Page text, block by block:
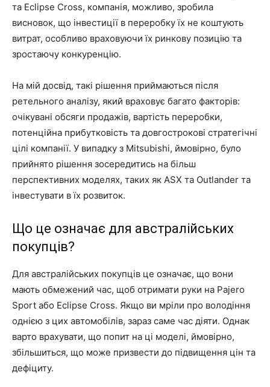
та Eclipse Cross, компанія, можливо, зробила
висновок, що інвестиції в переробку їх не коштують
витрат, особливо враховуючи їх ринкову позицію та
зростаючу конкуренцію.
На мій досвід, такі рішення приймаються після
ретельного аналізу, який враховує багато факторів:
очікувані обсяги продажів, вартість переробки,
потенційна прибутковість та довгострокові стратегічні
цілі компанії. У випадку з Mitsubishi, ймовірно, було
прийнято рішення зосередитись на більш
перспективних моделях, таких як ASX та Outlander та
інвестувати в їх розвиток.
Що це означає для австралійських
покупців?
Для австралійських покупців це означає, що вони
мають обмежений час, щоб отримати руки на Pajero
Sport або Eclipse Cross. Якщо ви мріли про володіння
однією з цих автомобілів, зараз саме час діяти. Однак
варто врахувати, що попит на ці моделі, ймовірно,
збільшиться, що може призвести до підвищення цін та
дефіциту.